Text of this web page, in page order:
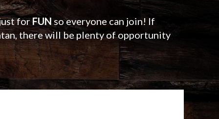
just forFUNso everyone can join! If
there will be plenty of opportunity